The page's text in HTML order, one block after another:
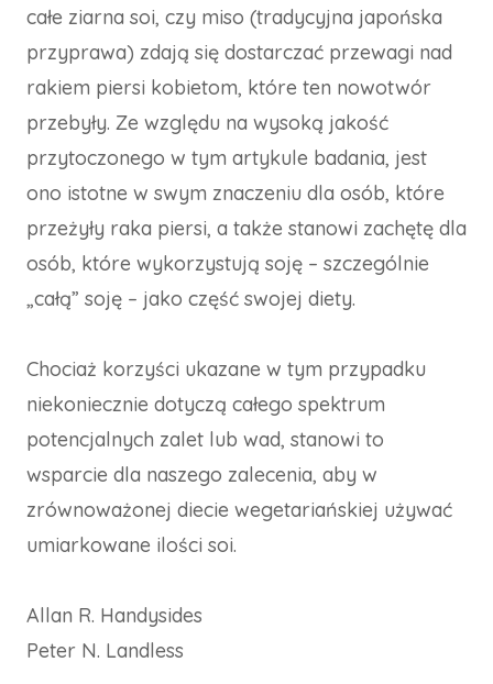
całe ziarna soi, czy miso (tradycyjna japońska
przyprawa) zdają się dostarczać przewagi nad
rakiem piersi kobietom, które ten nowotwór
przebyły. Ze względu na wysoką jakość
przytoczonego w tym artykule badania, jest
ono istotne w swym znaczeniu dla osób, które
przeżyły raka piersi, a także stanowi zachętę dla
osób, które wykorzystują soję – szczególnie
„całą” soję – jako część swojej diety.
Chociaż korzyści ukazane w tym przypadku
niekoniecznie dotyczą całego spektrum
potencjalnych zalet lub wad, stanowi to
wsparcie dla naszego zalecenia, aby w
zrównoważonej diecie wegetariańskiej używać
umiarkowane ilości soi.
Allan R. Handysides
Peter N. Landless